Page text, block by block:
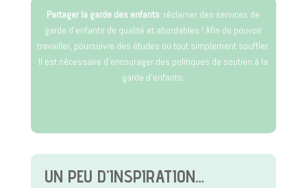
Partager la garde des enfants: réclamer des services de
garde d’enfants de qualité et abordables ! Afin de pouvoir
travailler, poursuivre des études ou tout simplement souffler.
Il est nécessaire d’encourager des politiques de soutien à la
garde d’enfants.
UN PEU D’INSPIRATION…